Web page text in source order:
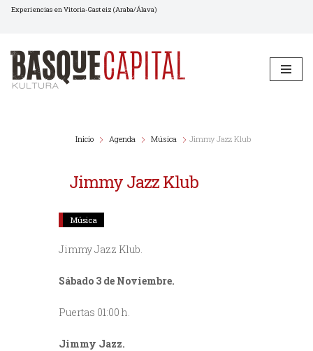
al
contenido
Experiencias en Vitoria-Gasteiz (Araba/Álava)
Inicio Agenda Música Jimmy Jazz Klub
Jimmy Jazz Klub
Música
Jimmy Jazz Klub.
Sábado 3 de Noviembre.
Puertas 01:00 h.
Jimmy Jazz.